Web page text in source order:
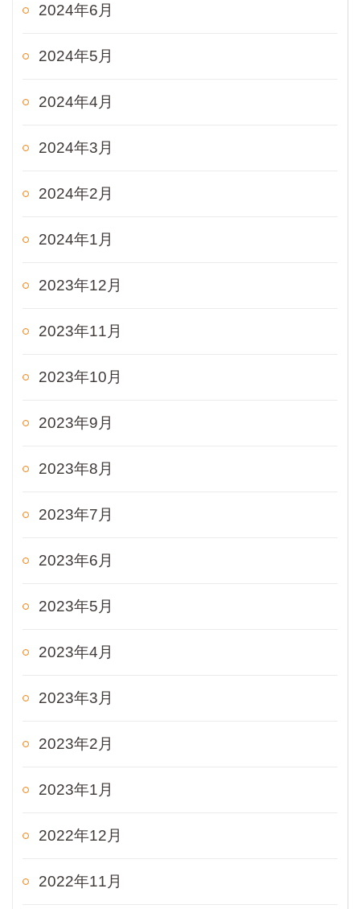
2024年6月
2024年5月
2024年4月
2024年3月
2024年2月
2024年1月
2023年12月
2023年11月
2023年10月
2023年9月
2023年8月
2023年7月
2023年6月
2023年5月
2023年4月
2023年3月
2023年2月
2023年1月
2022年12月
2022年11月